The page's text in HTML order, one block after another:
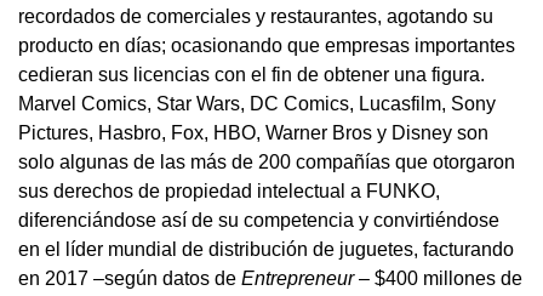
recordados de comerciales y restaurantes, agotando su
producto en días; ocasionando que empresas importantes
cedieran sus licencias con el fin de obtener una figura.
Marvel Comics, Star Wars, DC Comics, Lucasfilm, Sony
Pictures, Hasbro, Fox, HBO, Warner Bros y Disney son
solo algunas de las más de 200 compañías que otorgaron
sus derechos de propiedad intelectual a FUNKO,
diferenciándose así de su competencia y convirtiéndose
en el líder mundial de distribución de juguetes, facturando
en 2017 –según datos de Entrepreneur– $400 millones de